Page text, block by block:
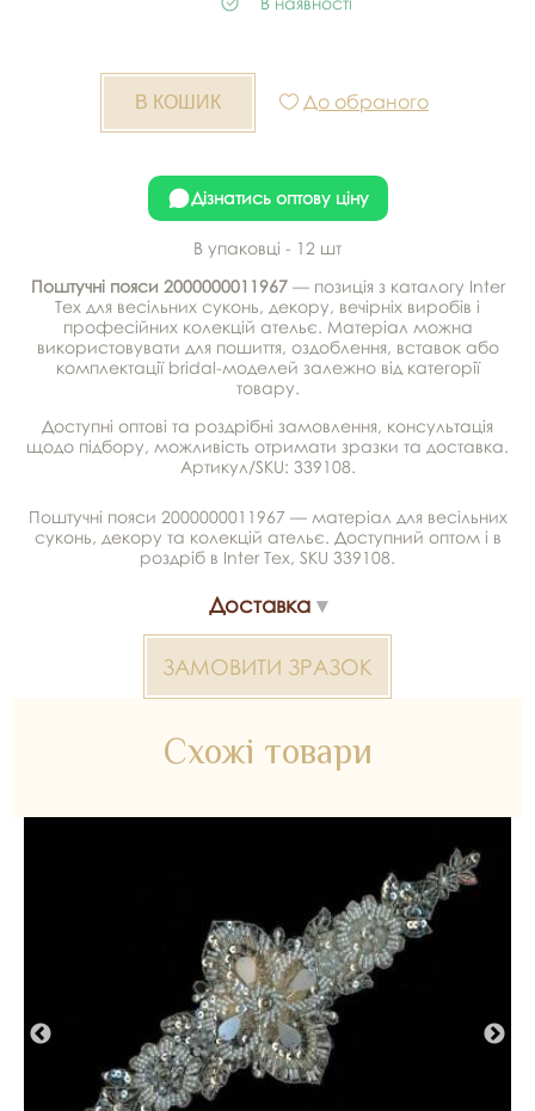
До обраного
Дізнатись оптову ціну
В упаковці - 12 шт
Поштучні пояси 2000000011967— позиція з каталогу Inter
Tex для весільних суконь, декору, вечірніх виробів і
професійних колекцій ательє. Матеріал можна
використовувати для пошиття, оздоблення, вставок або
комплектації bridal-моделей залежно від категорії
товару.
Доступні оптові та роздрібні замовлення, консультація
щодо підбору, можливість отримати зразки та доставка.
Артикул/SKU: 339108.
Поштучні пояси 2000000011967 — матеріал для весільних
суконь, декору та колекцій ательє. Доступний оптом і в
роздріб в Inter Tex, SKU 339108.
Доставка
ЗАМОВИТИ ЗРАЗОК
Схожі товари